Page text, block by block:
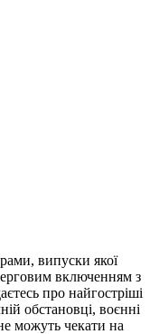
випуски якої
включенням з
про найгостріші
обстановці, воєнні
можуть чекати на